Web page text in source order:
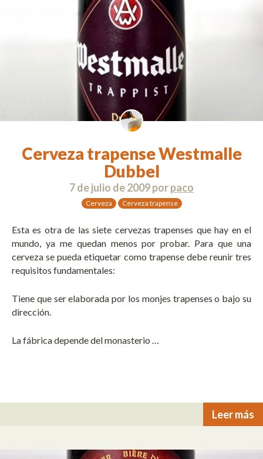
Cerveza trapense Westmalle
Dubbel
7 de julio de 2009porpaco
Cerveza Cerveza trapense
Esta es otra de las siete cervezas trapenses que hay en el
mundo, ya me quedan menos por probar. Para que una
cerveza se pueda etiquetar como trapense debe reunir tres
requisitos fundamentales:
Tiene que ser elaborada por los monjes trapenses o bajo su
dirección.
La fábrica depende del monasterio …
Leer más